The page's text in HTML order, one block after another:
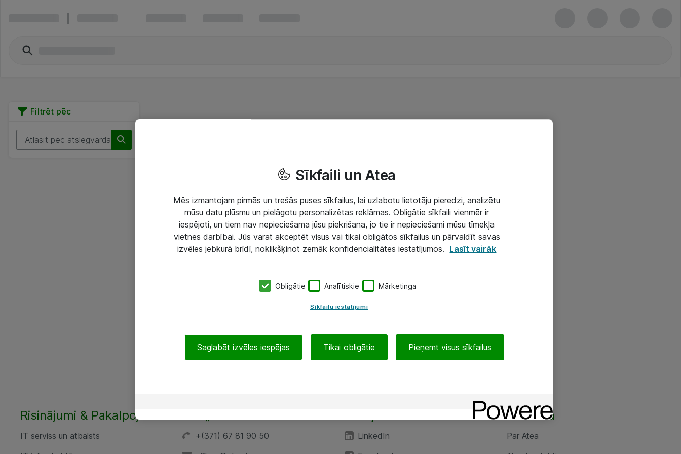
Filtrēt pēc
Risinājumi & Pakalpojumi
IT serviss un atbalsts
+(371) 67 81 90 50
LinkedIn
Par Atea
Par Atea
Sīkfaili un Atea
Mēs izmantojam pirmās un trešās puses sīkfailus, lai uzlabotu lietotāju pieredzi, analizētu
mūsu datu plūsmu un pielāgotu personalizētas reklāmas. Obligātie sīkfaili vienmēr ir
iespējoti, un tiem nav nepieciešama jūsu piekrišana, jo tie ir nepieciešami mūsu tīmekļa
vietnes darbībai. Jūs varat akceptēt visus vai tikai obligātos sīkfailus un pārvaldīt savas
izvēles jebkurā brīdī, noklikšķinot zemāk konfidencialitātes iestatījumos. Lasīt vairāk
Obligātie Analītiskie Mārketinga
Sīkfailu iestatījumi
Saglabāt izvēles iespējas Tikai obligātie Pieņemt visus sīkfailus